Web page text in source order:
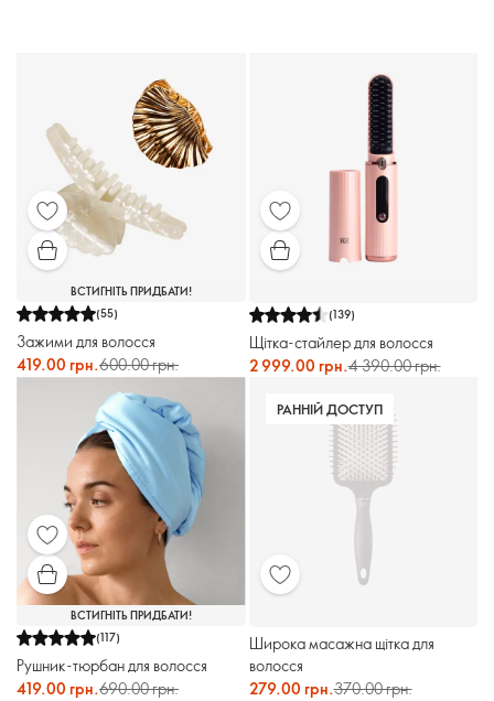
ВСТИГНІТЬ ПРИДБАТИ!
(55)
Зажими для волосся
419.00 грн.600.00 грн.
(139)
Щітка-стайлер для волосся
2 999.00 грн.4 390.00 грн.
ВСТИГНІТЬ ПРИДБАТИ!
(117)
Рушник-тюрбан для волосся
419.00 грн.690.00 грн.
РАННІЙ ДОСТУП
Широка масажна щітка для
волосся
279.00 грн.370.00 грн.